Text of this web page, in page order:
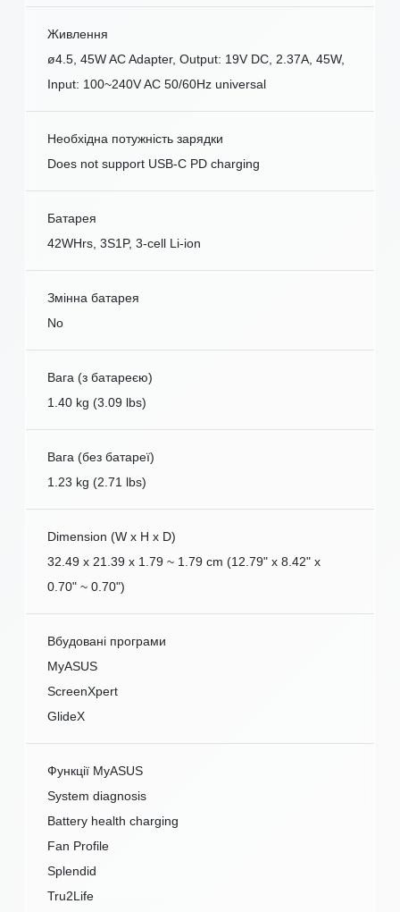
Живлення
ø4.5, 45W AC Adapter, Output: 19V DC, 2.37A, 45W,
Input: 100~240V AC 50/60Hz universal
Необхідна потужність зарядки
Does not support USB-C PD charging
Батарея
42WHrs, 3S1P, 3-cell Li-ion
Змінна батарея
No
Вага (з батареєю)
1.40 kg (3.09 lbs)
Вага (без батареї)
1.23 kg (2.71 lbs)
Dimension (W x H x D)
32.49 x 21.39 x 1.79 ~ 1.79 cm (12.79" x 8.42" x
0.70" ~ 0.70")
Вбудовані програми
MyASUS
ScreenXpert
GlideX
Функції MyASUS
System diagnosis
Battery health charging
Fan Profile
Splendid
Tru2Life